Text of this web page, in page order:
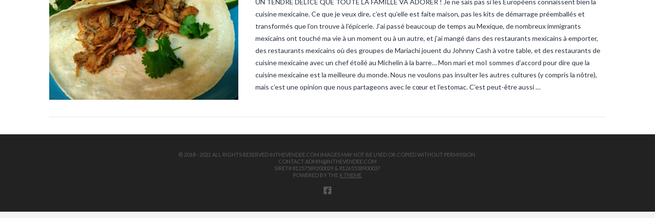
sandre-vendee sardines sardines-
vendee tanche tanche-vendee
truite-vendee
UN TENDRE DÉLICE QUE TOUTE LA FAMILLE VA ADORER ! Je ne sais pas si les Européens connaissent bien la
cuisine mexicaine. Ce que je veux dire, c’est qu’elle est faite maison, pas les kits de démarrage préemballés et
transformés que l’on trouve à l’épicerie. J’ai passé beaucoup de temps au Mexique, de nombreux immigrants
mexicains ont touché ma vie à un moment ou à un autre, et j’ai mangé dans des restaurants mexicains à emporter,
des restaurants mexicains où des groupes de Mariachi jouent du Johnny Cash à votre table, et des restaurants de
cuisine mexicaine avec un chef étoilé au Michelin à la barre… Mon mari et moI sommes d’accord pour dire que la
cuisine mexicaine est la meilleure du monde. Nous ne voulons pas insulter les autres cultures (y compris la nôtre),
mais c’est une opinion que nous partageons avec le cœur et l’estomac. C’est peut-être aussi …
© 2018 - 2021 ALL RIGHTS RESERVED INTHEVENDEE.COM IMAGES MAY NOT BE USED OR COPIED WITHOUT PERMISSION.
CONTACT ADMIN@INTHEVENDEE.COM
SIRET# 81257589200029 & 81265538900037
POWERED BY THEX THEME